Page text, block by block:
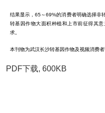
结果显示，65～69%的消费者明确选择非
转基因作物大面积种植和上市前征得其
求。
本刊物为武汉长沙转基因作物及视频消费者
PDF下载, 600KB